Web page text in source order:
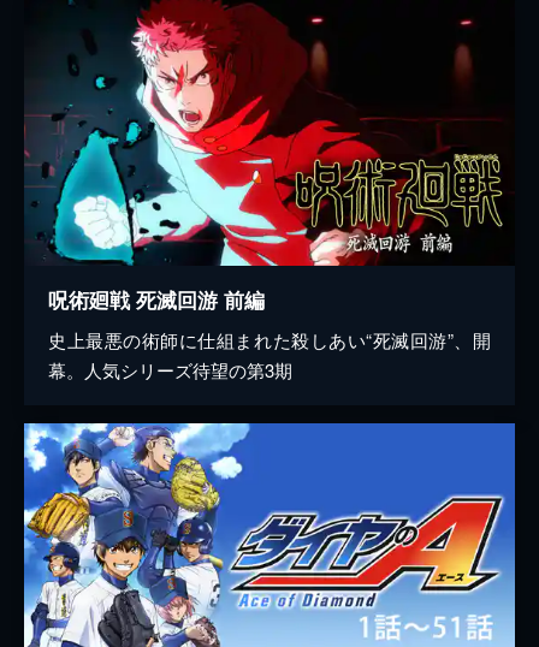
呪術廻戦 死滅回游 前編
史上最悪の術師に仕組まれた殺しあい“死滅回游”、開
幕。人気シリーズ待望の第3期